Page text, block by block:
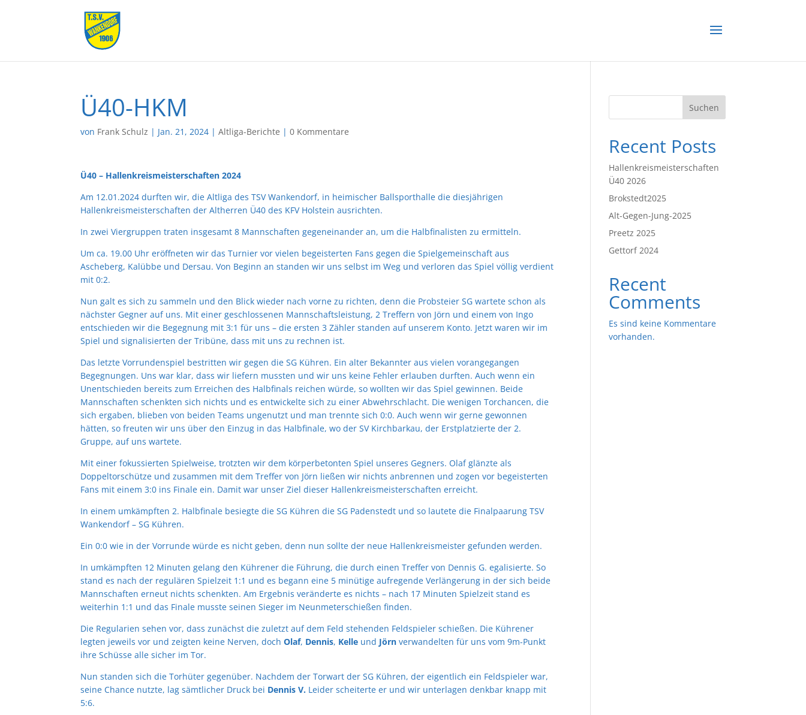
Ü40-HKM
von Frank Schulz | Jan. 21, 2024 |Altliga-Berichte |0 Kommentare
Ü40 – Hallenkreismeisterschaften 2024
Am 12.01.2024 durften wir, die Altliga des TSV Wankendorf, in heimischer Ballsporthalle die diesjährigen
Hallenkreismeisterschaften der Altherren Ü40 des KFV Holstein ausrichten.
In zwei Viergruppen traten insgesamt 8 Mannschaften gegeneinander an, um die Halbfinalisten zu ermitteln.
Um ca. 19.00 Uhr eröffneten wir das Turnier vor vielen begeisterten Fans gegen die Spielgemeinschaft aus
Ascheberg, Kalübbe und Dersau. Von Beginn an standen wir uns selbst im Weg und verloren das Spiel völlig verdient
mit 0:2.
Nun galt es sich zu sammeln und den Blick wieder nach vorne zu richten, denn die Probsteier SG wartete schon als
nächster Gegner auf uns. Mit einer geschlossenen Mannschaftsleistung, 2 Treffern von Jörn und einem von Ingo
entschieden wir die Begegnung mit 3:1 für uns – die ersten 3 Zähler standen auf unserem Konto. Jetzt waren wir im
Spiel und signalisierten der Tribüne, dass mit uns zu rechnen ist.
Das letzte Vorrundenspiel bestritten wir gegen die SG Kühren. Ein alter Bekannter aus vielen vorangegangen
Begegnungen. Uns war klar, dass wir liefern mussten und wir uns keine Fehler erlauben durften. Auch wenn ein
Unentschieden bereits zum Erreichen des Halbfinals reichen würde, so wollten wir das Spiel gewinnen. Beide
Mannschaften schenkten sich nichts und es entwickelte sich zu einer Abwehrschlacht. Die wenigen Torchancen, die
sich ergaben, blieben von beiden Teams ungenutzt und man trennte sich 0:0. Auch wenn wir gerne gewonnen
hätten, so freuten wir uns über den Einzug in das Halbfinale, wo der SV Kirchbarkau, der Erstplatzierte der 2.
Gruppe, auf uns wartete.
Mit einer fokussierten Spielweise, trotzten wir dem körperbetonten Spiel unseres Gegners. Olaf glänzte als
Doppeltorschütze und zusammen mit dem Treffer von Jörn ließen wir nichts anbrennen und zogen vor begeisterten
Fans mit einem 3:0 ins Finale ein. Damit war unser Ziel dieser Hallenkreismeisterschaften erreicht.
In einem umkämpften 2. Halbfinale besiegte die SG Kühren die SG Padenstedt und so lautete die Finalpaarung TSV
Wankendorf – SG Kühren.
Ein 0:0 wie in der Vorrunde würde es nicht geben, denn nun sollte der neue Hallenkreismeister gefunden werden.
In umkämpften 12 Minuten gelang den Kührener die Führung, die durch einen Treffer von Dennis G. egalisierte. So
stand es nach der regulären Spielzeit 1:1 und es begann eine 5 minütige aufregende Verlängerung in der sich beide
Mannschaften erneut nichts schenkten. Am Ergebnis veränderte es nichts – nach 17 Minuten Spielzeit stand es
weiterhin 1:1 und das Finale musste seinen Sieger im Neunmeterschießen finden.
Die Regularien sehen vor, dass zunächst die zuletzt auf dem Feld stehenden Feldspieler schießen. Die Kührener
legten jeweils vor und zeigten keine Nerven, dochOlaf, Dennis, Kelle und Jörn verwandelten für uns vom 9m-Punkt
ihre Schüsse alle sicher im Tor.
Nun standen sich die Torhüter gegenüber. Nachdem der Torwart der SG Kühren, der eigentlich ein Feldspieler war,
seine Chance nutzte, lag sämtlicher Druck bei Dennis V. Leider scheiterte er und wir unterlagen denkbar knapp mit
5:6.
Suchen
Recent Posts
Hallenkreismeisterschaften
Ü40 2026
Brokstedt2025
Alt-Gegen-Jung-2025
Preetz 2025
Gettorf 2024
Recent
Comments
Es sind keine Kommentare
vorhanden.